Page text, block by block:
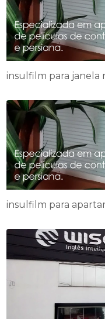
insulfilm para janela
insulfilm para